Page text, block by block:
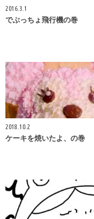
2016.3.1
でぶっちょ飛行機の巻
2018.10.2
ケーキを焼いたよ、の巻